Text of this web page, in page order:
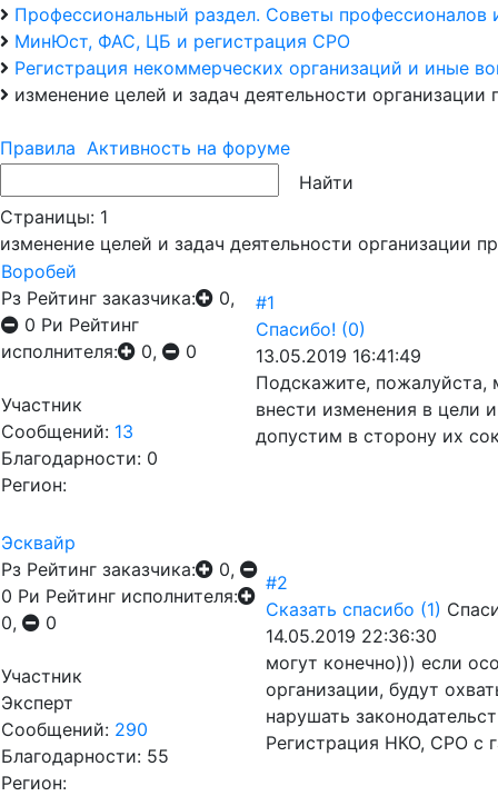
Профессиональный раздел. Советы
МинЮст, ФАС, ЦБ и регистрация СРО
Регистрация некоммерческих организаций и иные
изменение целей и задач деятельности организации
Правила Активность на форуме
Страницы: 1
изменение целей и задач деятельности организации
Воробей
Рз Рейтинг заказчика:
0,
0 Ри Рейтинг
исполнителя:
0, 0
Участник
Сообщений: 13
Благодарности: 0
Регион:
#1
Спасибо! (0)
13.05.2019 16:41:49
Подскажите, пожалуйста,
внести изменения в цели
допустим в сторону их
Эсквайр
Рз Рейтинг заказчика:
0,
0 Ри Рейтинг исполнителя:
0,
0
Участник
Эксперт
Сообщений: 290
Благодарности: 55
Регион:
#2
Сказать спасибо (1)
14.05.2019 22:36:30
могут конечно))) если
организации, будут
нарушать
Регистрация НКО, СРО с